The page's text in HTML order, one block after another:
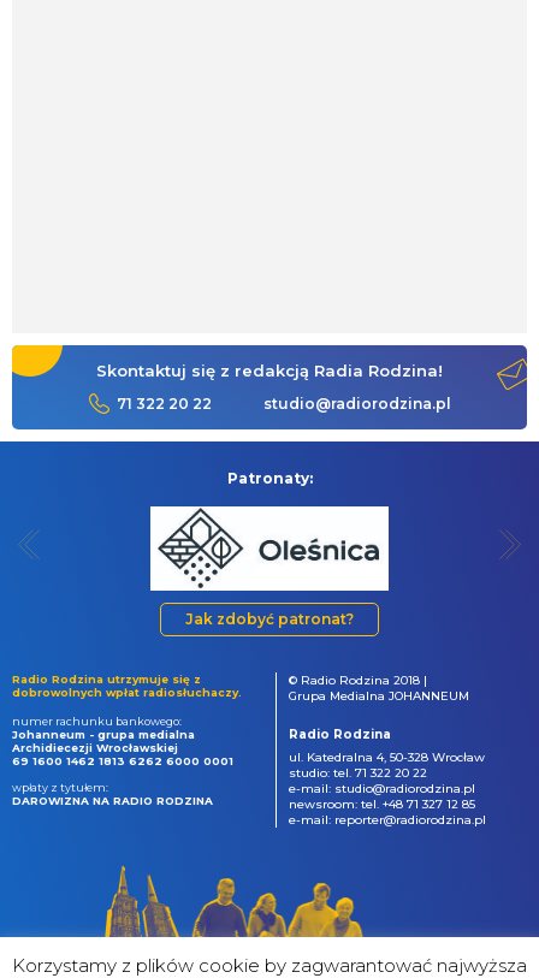
Skontaktuj się z redakcją Radia Rodzina!
71 322 20 22 studio@radiorodzina.pl
Patronaty:
Jak zdobyć patronat?
Radio Rodzina utrzymuje się z
dobrowolnych wpłat radiosłuchaczy.
numer rachunku bankowego:
Johanneum - grupa medialna
Archidiecezji Wrocławskiej
69 1600 1462 1813 6262 6000 0001
wpłaty z tytułem:
DAROWIZNA NA RADIO RODZINA
© Radio Rodzina 2018 |
Grupa Medialna JOHANNEUM
Radio Rodzina
ul. Katedralna 4, 50-328 Wrocław
studio: tel. 71 322 20 22
e-mail: studio@radiorodzina.pl
newsroom: tel. +48 71 327 12 85
e-mail: reporter@radiorodzina.pl
Korzystamy z plików cookie by zagwarantować najwyższa